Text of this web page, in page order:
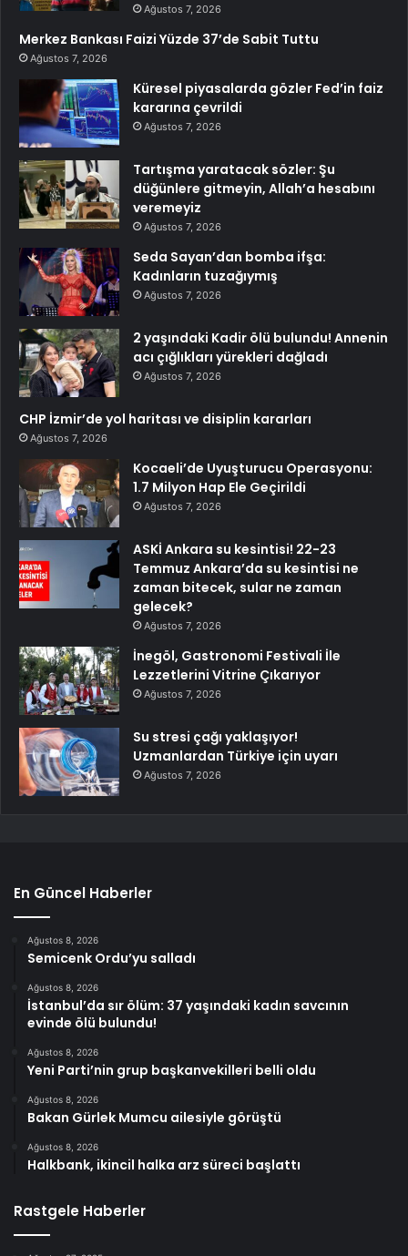
Ağustos 7, 2026
Merkez Bankası Faizi Yüzde 37’de Sabit Tuttu
Ağustos 7, 2026
Küresel piyasalarda gözler Fed’in faiz
kararına çevrildi
Ağustos 7, 2026
Tartışma yaratacak sözler: Şu
düğünlere gitmeyin, Allah’a hesabını
veremeyiz
Ağustos 7, 2026
Seda Sayan’dan bomba ifşa:
Kadınların tuzağıymış
Ağustos 7, 2026
2 yaşındaki Kadir ölü bulundu! Annenin
acı çığlıkları yürekleri dağladı
Ağustos 7, 2026
CHP İzmir’de yol haritası ve disiplin kararları
Ağustos 7, 2026
Kocaeli’de Uyuşturucu Operasyonu:
1.7 Milyon Hap Ele Geçirildi
Ağustos 7, 2026
ASKİ Ankara su kesintisi! 22-23
Temmuz Ankara’da su kesintisi ne
zaman bitecek, sular ne zaman
gelecek?
Ağustos 7, 2026
İnegöl, Gastronomi Festivali İle
Lezzetlerini Vitrine Çıkarıyor
Ağustos 7, 2026
Su stresi çağı yaklaşıyor!
Uzmanlardan Türkiye için uyarı
Ağustos 7, 2026
En Güncel Haberler
Ağustos 8, 2026
Semicenk Ordu’yu salladı
Ağustos 8, 2026
İstanbul’da sır ölüm: 37 yaşındaki kadın savcının
evinde ölü bulundu!
Ağustos 8, 2026
Yeni Parti’nin grup başkanvekilleri belli oldu
Ağustos 8, 2026
Bakan Gürlek Mumcu ailesiyle görüştü
Ağustos 8, 2026
Halkbank, ikincil halka arz süreci başlattı
Rastgele Haberler